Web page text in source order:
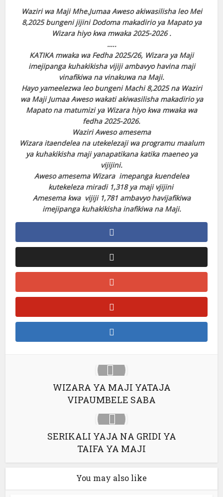
Waziri wa Maji Mhe.Jumaa Aweso akiwasilisha leo Mei
8,2025 bungeni jijini Dodoma makadirio ya Mapato ya
Wizara hiyo kwa mwaka 2025-2026 .
…..
KATIKA mwaka wa Fedha 2025/26, Wizara ya Maji
imejipanga kuhakikisha vijiji ambavyo havina maji
vinafikiwa na vinakuwa na Maji.
Hayo yameelezwa leo bungeni Machi 8,2025 na Waziri
wa Maji Jumaa Aweso wakati akiwasilisha makadirio ya
Mapato na matumizi ya Wizara hiyo kwa mwaka wa
fedha 2025-2026.
Waziri Aweso amesema
Wizara itaendelea na utekelezaji wa programu maalum
ya kuhakikisha maji yanapatikana katika maeneo ya
vijijini.
Aweso amesema Wizara imepanga kuendelea
kutekeleza miradi 1,318 ya maji vjijini
Amesema kwa vijiji 1,781 ambavyo havijafikiwa
imejipanga kuhakikisha inafikiwa na Maji.
WIZARA YA MAJI YATAJA
VIPAUMBELE SABA
SERIKALI YAJA NA GRIDI YA
TAIFA YA MAJI
You may also like